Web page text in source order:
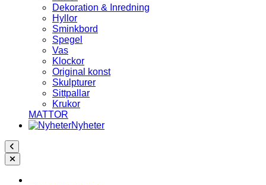
Dekoration & Inredning
Hyllor
Sminkbord
Spegel
Vas
Klockor
Original konst
Skulpturer
Sittpallar
Krukor
MATTOR
Nyheter